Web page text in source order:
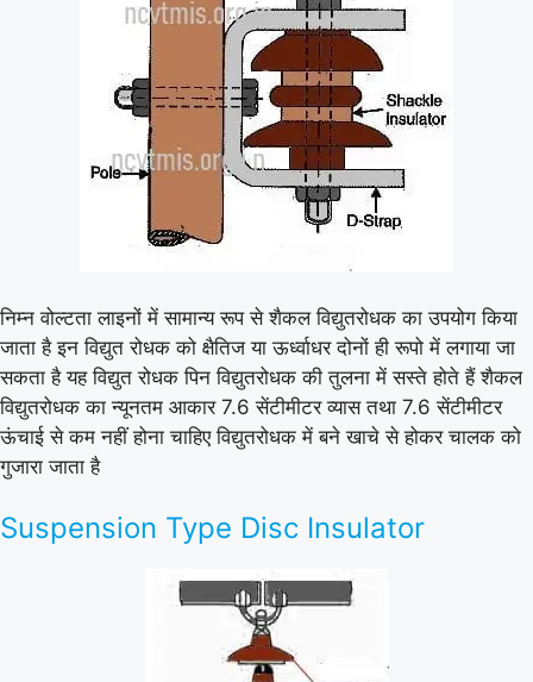
निम्न वोल्टता लाइनों में सामान्य रूप से शैकल विद्युतरोधक का उपयोग किया
जाता है इन विद्युत रोधक को क्षैतिज या ऊर्ध्वाधर दोनों ही रूपो में लगाया जा
सकता है यह विद्युत रोधक पिन विद्युतरोधक की तुलना में सस्ते होते हैं शैकल
विद्युतरोधक का न्यूनतम आकार 7.6 सेंटीमीटर व्यास तथा 7.6 सेंटीमीटर
ऊंचाई से कम नहीं होना चाहिए विद्युतरोधक में बने खाचे से होकर चालक को
गुजारा जाता है
Suspension Type Disc Insulator